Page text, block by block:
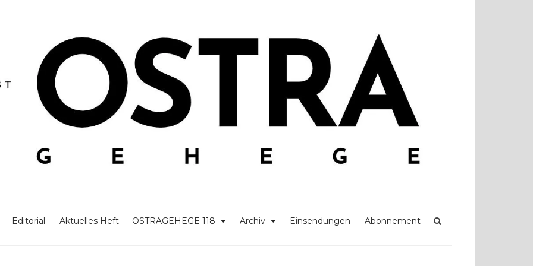
Editorial Aktuelles Heft — OSTRAGEHEGE 118 Archiv Einsendungen Abonnement